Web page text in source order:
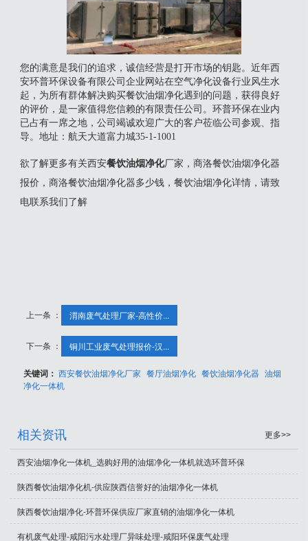
您的满意是我们的追求，诚信经营是打开市场的钥匙。近年西
安环普环保设备有限公司企业网站在空气净化设备行业风生水
起，为所有群体解决购买餐饮油烟净化遇到的问题，获得良好
的评价，是一家值得您信赖的有限责任公司。环普环保在业内
已占有一席之地，公司竭诚欢迎广大的客户莅临公司参观、指
导。地址：航天大道富力城35-1-1001
欲了解更多有关西安餐饮油烟净化厂家，商洛餐饮油烟净化器
报价，商洛餐饮油烟净化器多少钱，餐饮油烟净化详情，请致
电联系我们了解
上一条 ： 渭南废气处理厂家-高性价...
下一条 ： 铜川工业废气处理报价-汉...
关键词：西安餐饮油烟净化厂家 餐厅油烟净化 餐饮油烟净化器 油烟
净化一体机
相关资讯 更多>>
西安油烟净化一体机_选购好用的油烟净化一体机就选环普环保
陕西餐饮油烟净化机-供应陕西信誉好的油烟净化一体机
陕西餐饮油烟净化-环普环保供应厂家直销的油烟净化一体机
有机废气处理-咸阳污水处理厂异味处理-咸阳环保废气处理